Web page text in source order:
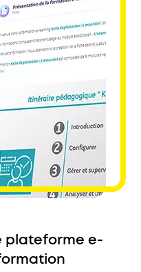
plateforme e-